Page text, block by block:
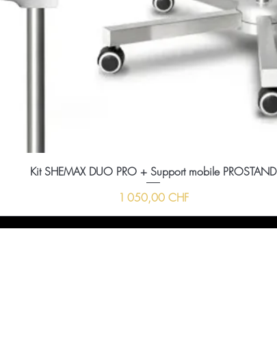
Kit SHEMAX DUO PRO + Support mobile PROSTAND
Prix
1 050,00 CHF